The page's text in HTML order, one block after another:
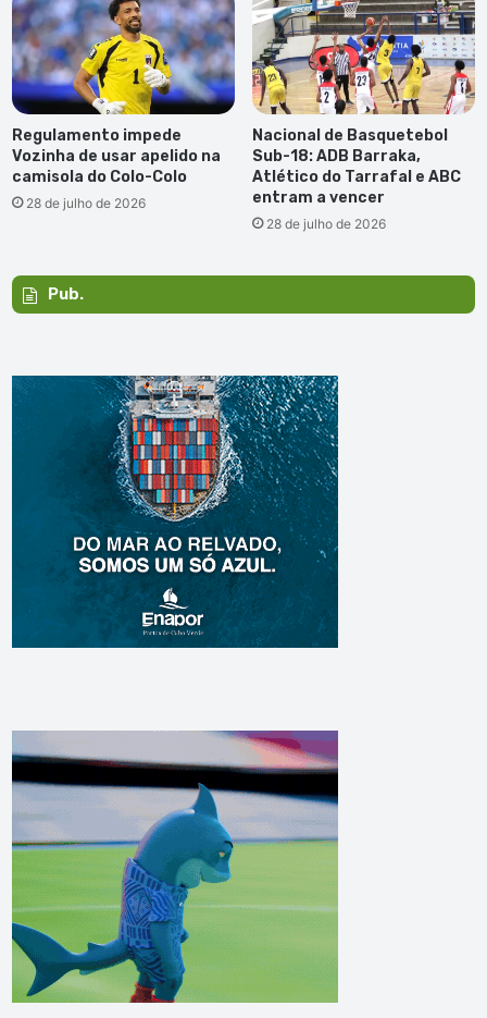
Regulamento impede
Vozinha de usar apelido na
camisola do Colo-Colo
28 de julho de 2026
Nacional de Basquetebol
Sub-18: ADB Barraka,
Atlético do Tarrafal e ABC
entram a vencer
28 de julho de 2026
Pub.